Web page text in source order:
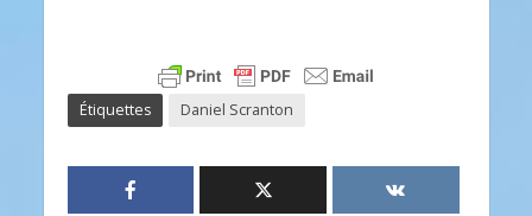
Étiquettes Daniel Scranton